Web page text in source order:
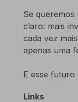
Se queremos
claro: mais
cada vez
apenas uma
E esse futuro
Links